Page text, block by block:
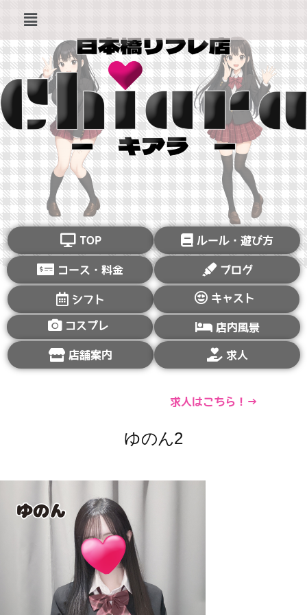
TOP ルール・遊び方
コース・料金 ブログ
シフト キャスト
コスプレ 店内風景
店舗案内 求人
求人はこちら！→
ゆのん2